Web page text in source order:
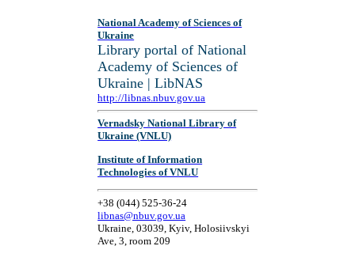
National Academy of Sciences of
Ukraine
Library portal of National
Academy of Sciences of
Ukraine | LibNAS
http://libnas.nbuv.gov.ua
Vernadsky National Library of
Ukraine (VNLU)
Institute of Information
Technologies of VNLU
+38 (044) 525-36-24
libnas@nbuv.gov.ua
Ukraine, 03039, Kyiv, Holosiivskyi
Ave, 3, room 209